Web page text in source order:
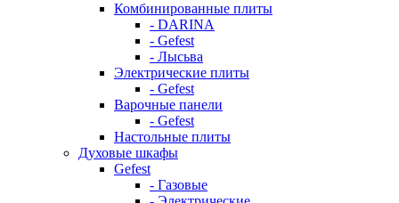
Комбинированные плиты
- DARINA
- Gefest
- Лысьва
Электрические плиты
- Gefest
Варочные панели
- Gefest
Настольные плиты
Духовые шкафы
Gefest
- Газовые